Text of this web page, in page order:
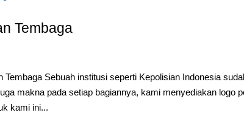
Tembaga
Tembaga Sebuah institusi seperti Kepolisian Indonesia
makna pada setiap bagiannya, kami menyediakan logo
kami ini...